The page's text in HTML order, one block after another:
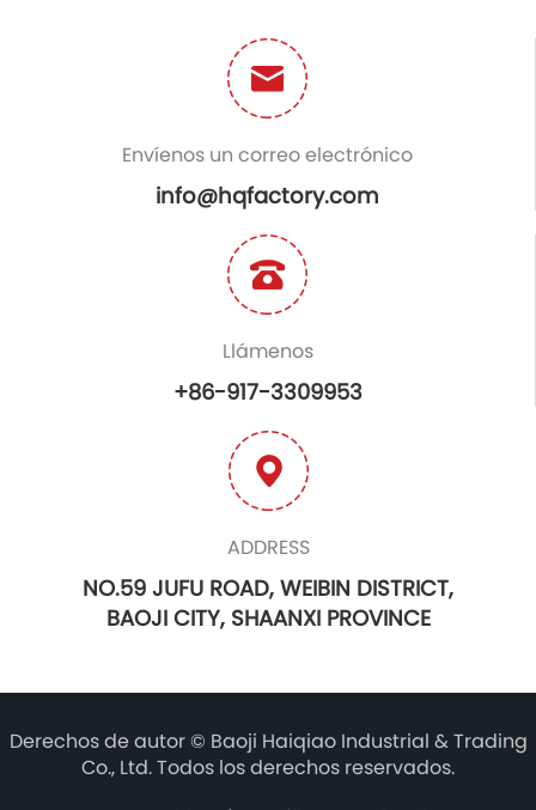
Envíenos un correo electrónico
info@hqfactory.com
Llámenos
+86-917-3309953
ADDRESS
NO.59 JUFU ROAD, WEIBIN DISTRICT,
BAOJI CITY, SHAANXI PROVINCE
Derechos de autor © Baoji Haiqiao Industrial & Trading
Co., Ltd.Todos los derechos reservados.